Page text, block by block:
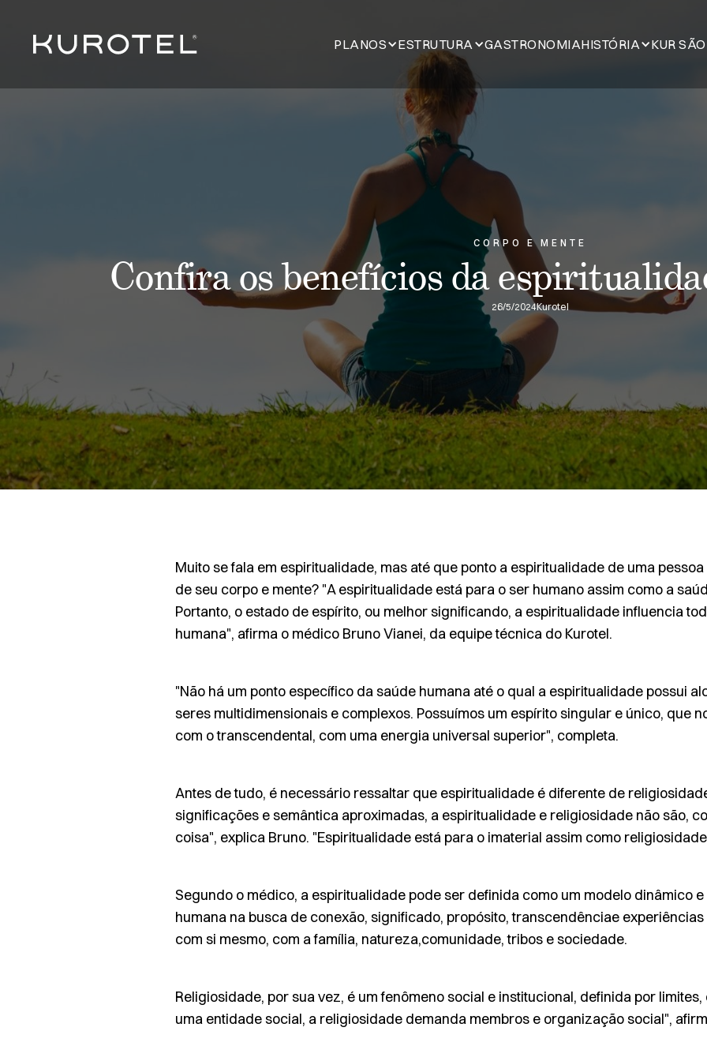
PLANOS ESTRUTURA GASTRONOMIAHISTÓRIA KUR
CORPO E MENTE
Confira os benefícios da
26/5/2024Kurotel
Muito se fala em espiritualidade, mas até que ponto a espiritualidade de uma
de seu corpo e mente? "A espiritualidade está para o ser humano assim como a
Portanto, o estado de espírito, ou melhor significando, a espiritualidade influencia
humana", afirma o médico Bruno Vianei, da equipe técnica do Kurotel.
"Não há um ponto específico da saúde humana até o qual a espiritualidade possui
seres multidimensionais e complexos. Possuímos um espírito singular e único, que
com o transcendental, com uma energia universal superior", completa.
Antes de tudo, é necessário ressaltar que espiritualidade é diferente de
significações e semântica aproximadas, a espiritualidade e religiosidade não são,
coisa", explica Bruno. "Espiritualidade está para o imaterial assim como
Segundo o médico, a espiritualidade pode ser definida como um modelo dinâmico
humana na busca de conexão, significado, propósito, transcendênciae
com si mesmo, com a família, natureza,comunidade, tribos e sociedade.
Religiosidade, por sua vez, é um fenômeno social e institucional, definida por
uma entidade social, a religiosidade demanda membros e organização social",